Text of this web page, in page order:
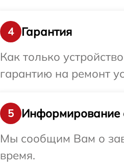
4
Гарантия
Как только
гарантию на ремонт
5
Информирование
Мы сообщим Вам о
время.